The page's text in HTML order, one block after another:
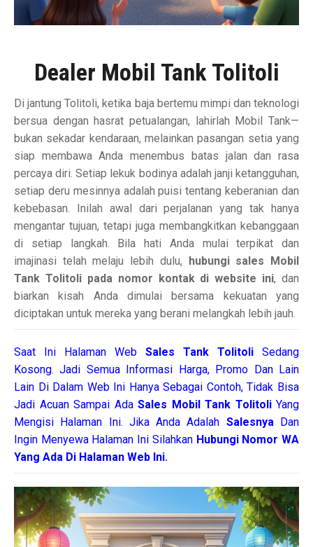
Dealer Mobil Tank Tolitoli
Di jantung Tolitoli, ketika baja bertemu mimpi dan teknologi
bersua dengan hasrat petualangan, lahirlah Mobil Tank—
bukan sekadar kendaraan, melainkan pasangan setia yang
siap membawa Anda menembus batas jalan dan rasa
percaya diri. Setiap lekuk bodinya adalah janji ketangguhan,
setiap deru mesinnya adalah puisi tentang keberanian dan
kebebasan. Inilah awal dari perjalanan yang tak hanya
mengantar tujuan, tetapi juga membangkitkan kebanggaan
di setiap langkah. Bila hati Anda mulai terpikat dan
imajinasi telah melaju lebih dulu,
hubungi sales Mobil
Tank Tolitoli pada nomor kontak di website ini, dan
biarkan kisah Anda dimulai bersama kekuatan yang
diciptakan untuk mereka yang berani melangkah lebih jauh.
Saat Ini Halaman Web Sales Tank Tolitoli Sedang
Kosong. Jadi Semua Informasi Harga, Promo Dan Lain
Lain Di Dalam Web Ini Hanya Sebagai Contoh, Tidak Bisa
Jadi Acuan Sampai Ada Sales Mobil Tank Tolitoli Yang
Mengisi Halaman Ini. Jika Anda Adalah SalesnyaDan
Ingin Menyewa Halaman Ini Silahkan Hubungi Nomor WA
Yang Ada Di Halaman Web Ini.